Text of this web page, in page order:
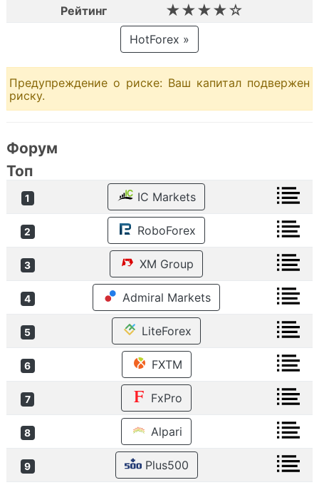
Рейтинг
★★★★☆
HotForex »
Предупреждение о риске: Ваш капитал подвержен
риску.
Форум
Топ
1 IC Markets
2 RoboForex
3 XM Group
4 Admiral Markets
5 LiteForex
6 FXTM
7 FxPro
8 Alpari
9 Plus500